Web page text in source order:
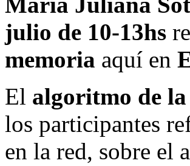
julio de 10-13hs
memoria aquí en
El algoritmo de
los participantes
en la red, sobre el